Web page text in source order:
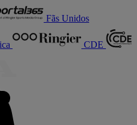
Fãs Unidos
CDE